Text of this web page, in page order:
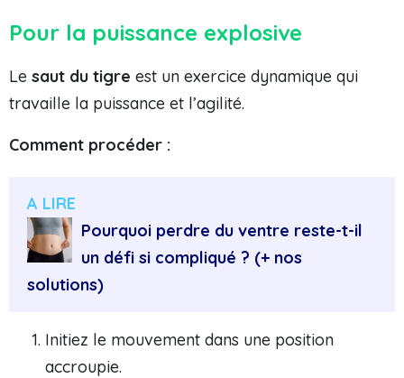
Pour la puissance explosive
Le saut du tigre est un exercice dynamique qui
travaille la puissance et l’agilité.
Comment procéder :
A LIRE
Pourquoi perdre du ventre reste-t-il
un défi si compliqué ? (+ nos
solutions)
Initiez le mouvement dans une position
accroupie.